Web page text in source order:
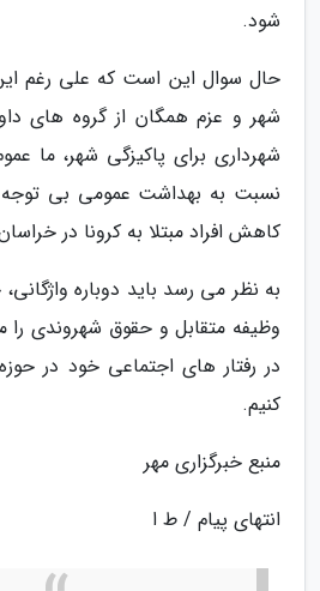
شود.
حال سوال این است که علی رغم
شهر و عزم همگان از گروه های
شهرداری برای پاکیزگی شهر، ما
نسبت به بهداشت عمومی بی توجه
کاهش افراد مبتلا به کرونا در
به نظر می رسد باید دوباره
وظیفه متقابل و حقوق شهروندی را
در رفتار های اجتماعی خود در
کنیم.
منبع خبرگزاری مهر
انتهای پیام / ط ا